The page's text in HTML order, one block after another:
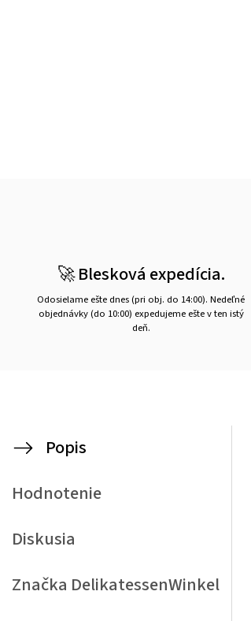
🚀 Blesková expedícia.
Odosielame ešte dnes (pri obj. do 14:00). Nedeľné
objednávky (do 10:00) expedujeme ešte v ten istý
deň.
Popis
Hodnotenie
Diskusia
Značka DelikatessenWinkel